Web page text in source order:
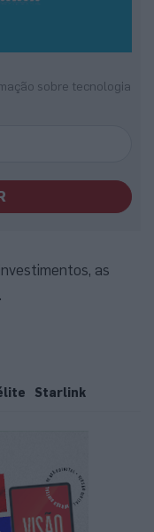
sobre tecnologia
as
Starlink